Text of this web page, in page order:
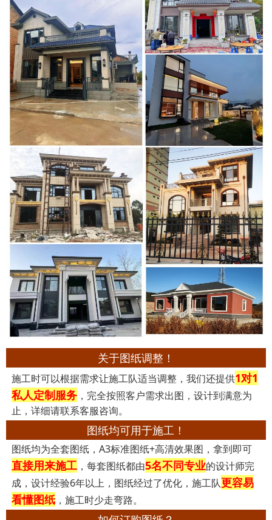
关于图纸调整！
施工时可以根据需求让施工队适当调整，我们还提供1对1
私人定制服务，完全按照客户需求出图，设计到满意为
止，详细请联系客服咨询。
图纸均可用于施工！
图纸均为全套图纸，A3标准图纸+高清效果图，拿到即可
直接用来施工，每套图纸都由5名不同专业的设计师完
成，设计经验6年以上，图纸经过了优化，施工队更容易
看懂图纸，施工时少走弯路。